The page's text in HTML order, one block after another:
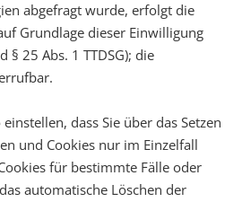
abgefragt wurde, erfolgt die
Grundlage dieser Einwilligung
§ 25 Abs. 1 TTDSG); die
dass Sie über das Setzen
und Cookies nur im Einzelfall
für bestimmte Fälle oder
automatische Löschen der